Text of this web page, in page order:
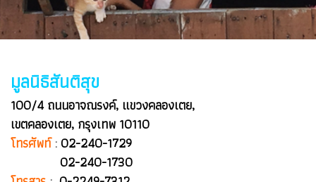
มูลนิธิสันติสุข
100/4 ถนนอาจณรงค์, แขวงคลองเตย,
เขตคลองเตย, กรุงเทพ 10110
โทรศัพท์:02-240-1729
02-240-1730